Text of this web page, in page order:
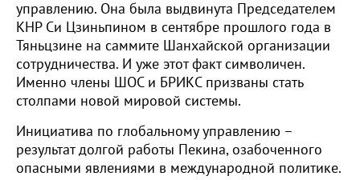
управлению. Она была выдвинута Председателем
КНР Си Цзиньпином в сентябре прошлого года в
Тяньцзине на саммите Шанхайской организации
сотрудничества. И уже этот факт символичен.
Именно члены ШОС и БРИКС призваны стать
столпами новой мировой системы.
Инициатива по глобальному управлению –
результат долгой работы Пекина, озабоченного
опасными явлениями в международной политике.